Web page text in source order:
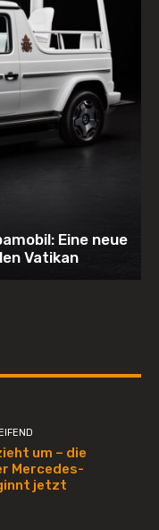
Eine neue
Vatikan
um – die
Mercedes-
jetzt